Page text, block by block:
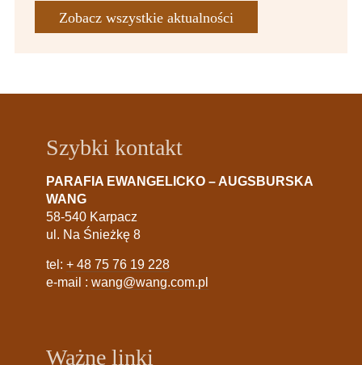
Zobacz wszystkie aktualności
Szybki kontakt
PARAFIA EWANGELICKO – AUGSBURSKA
WANG
58-540 Karpacz
ul. Na Śnieżkę 8
tel: + 48 75 76 19 228
e-mail : wang@wang.com.pl
Ważne linki